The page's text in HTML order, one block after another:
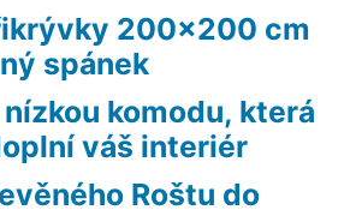
200×200 cm
spánek
komodu, která
váš interiér
Roštu do